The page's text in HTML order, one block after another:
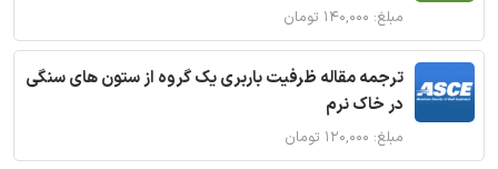
مبلغ: ۱۴۰,۰۰۰ تومان
ترجمه مقاله ظرفیت باربری یک گروه از ستون های سنگی
در خاک نرم
مبلغ: ۱۲۰,۰۰۰ تومان